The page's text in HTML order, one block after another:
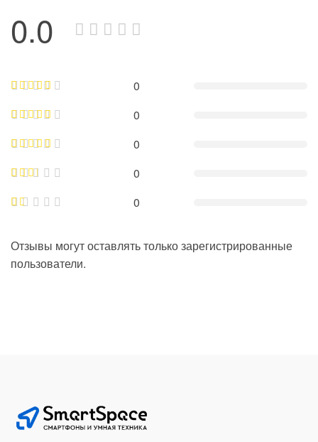
0.0
0
0
0
0
0
Отзывы могут оставлять только зарегистрированные
пользователи.